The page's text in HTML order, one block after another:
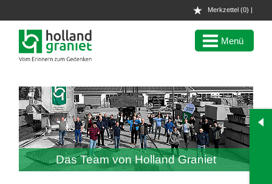
Merkzettel 0
Menü
Das Team von Holland Graniet